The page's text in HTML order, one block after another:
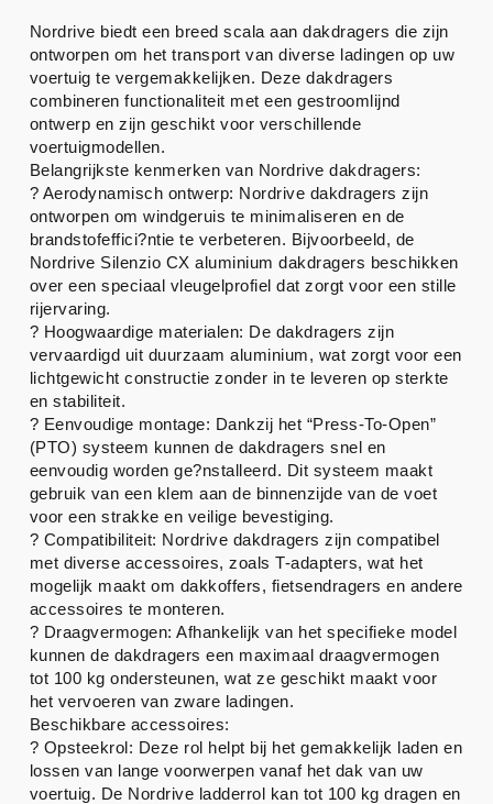
Nordrive biedt een breed scala aan dakdragers die zijn
ontworpen om het transport van diverse ladingen op uw
voertuig te vergemakkelijken. Deze dakdragers
combineren functionaliteit met een gestroomlijnd
ontwerp en zijn geschikt voor verschillende
voertuigmodellen.
Belangrijkste kenmerken van Nordrive dakdragers:
? Aerodynamisch ontwerp: Nordrive dakdragers zijn
ontworpen om windgeruis te minimaliseren en de
brandstofeffici?ntie te verbeteren. Bijvoorbeeld, de
Nordrive Silenzio CX aluminium dakdragers beschikken
over een speciaal vleugelprofiel dat zorgt voor een stille
rijervaring.
? Hoogwaardige materialen: De dakdragers zijn
vervaardigd uit duurzaam aluminium, wat zorgt voor een
lichtgewicht constructie zonder in te leveren op sterkte
en stabiliteit.
? Eenvoudige montage: Dankzij het “Press-To-Open”
(PTO) systeem kunnen de dakdragers snel en
eenvoudig worden ge?nstalleerd. Dit systeem maakt
gebruik van een klem aan de binnenzijde van de voet
voor een strakke en veilige bevestiging.
? Compatibiliteit: Nordrive dakdragers zijn compatibel
met diverse accessoires, zoals T-adapters, wat het
mogelijk maakt om dakkoffers, fietsendragers en andere
accessoires te monteren.
? Draagvermogen: Afhankelijk van het specifieke model
kunnen de dakdragers een maximaal draagvermogen
tot 100 kg ondersteunen, wat ze geschikt maakt voor
het vervoeren van zware ladingen.
Beschikbare accessoires:
? Opsteekrol: Deze rol helpt bij het gemakkelijk laden en
lossen van lange voorwerpen vanaf het dak van uw
voertuig. De Nordrive ladderrol kan tot 100 kg dragen en